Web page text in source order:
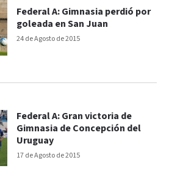
24 de Agosto de 2015
Federal A: Gimnasia perdió por
goleada en San Juan
17 de Agosto de 2015
Federal A: Gran victoria de
Gimnasia de Concepción del
Uruguay